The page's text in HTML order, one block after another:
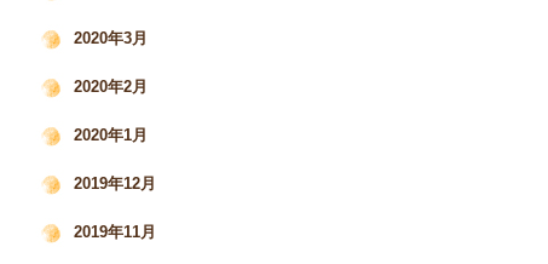
2020年3月
2020年2月
2020年1月
2019年12月
2019年11月